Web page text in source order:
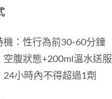
機：性行為前30-60分鐘
空腹狀態+200ml溫水送服
24小時內不得超過1劑